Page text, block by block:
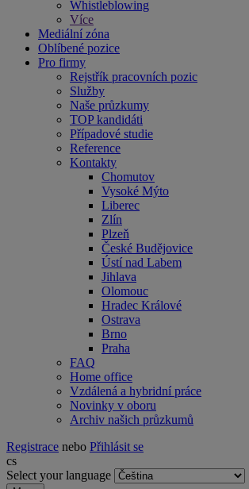
Whistleblowing
Více
Mediální zóna
Oblíbené pozice
Pro firmy
Rejstřík pracovních pozic
Služby
Naše průzkumy
TOP kandidáti
Případové studie
Reference
Kontakty
Chomutov
Vysoké Mýto
Liberec
Zlín
Plzeň
České Budějovice
Ústí nad Labem
Jihlava
Olomouc
Hradec Králové
Ostrava
Brno
Praha
FAQ
Home office
Vzdálená a hybridní práce
Novinky v oboru
Archiv našich průzkumů
Registrace nebo Přihlásit se
cs
Select your language